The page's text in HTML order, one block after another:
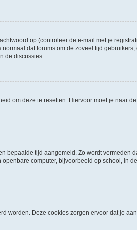
op (controleer de e-mail met je
dat forums om de zoveel tijd
de discussies.
om deze te resetten. Hiervoor moet je naar
bepaalde tijd aangemeld. Zo wordt vermeden
computer, bijvoorbeeld op school, in
worden. Deze cookies zorgen ervoor dat je